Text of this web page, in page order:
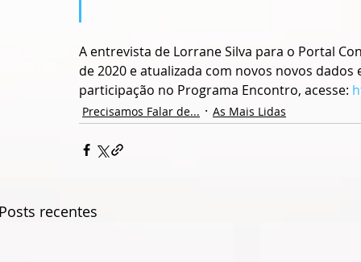
A entrevista de Lorrane Silva para o Portal
de 2020 e atualizada com novos novos
participação no Programa Encontro, acesse:
Precisamos Falar de... As Mais Lidas
recentes